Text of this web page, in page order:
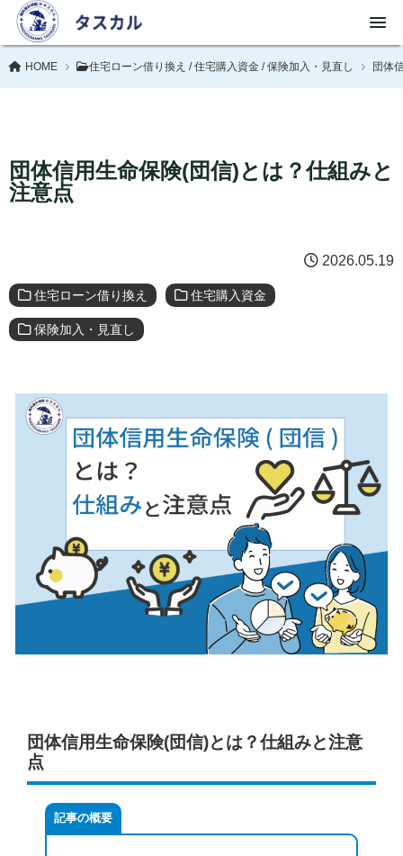
HOME 住宅ローン借り換え /住宅購入資金 /保険加入・見直し 団体
団体信用生命保険(団信)とは？仕組みと
注意点
2026.05.19
住宅ローン借り換え 住宅購入資金
保険加入・見直し
団体信用生命保険(団信)とは？仕組みと注意
点
記事の概要